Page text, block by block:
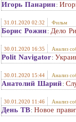
Игорь Панарин:
31.01.2020 02:32 Фильм
Борис Рожин: Дело
30.01.2020 16:35 Анализ
Polit Navigator:
30.01.2020 15:44 Анализ
Анатолий Шарий:
30.01.2020 11:46 Анализ
День ТВ: Новое